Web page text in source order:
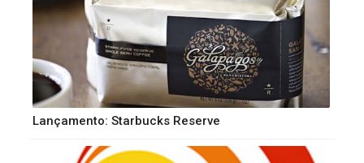
Lançamento: Starbucks Reserve